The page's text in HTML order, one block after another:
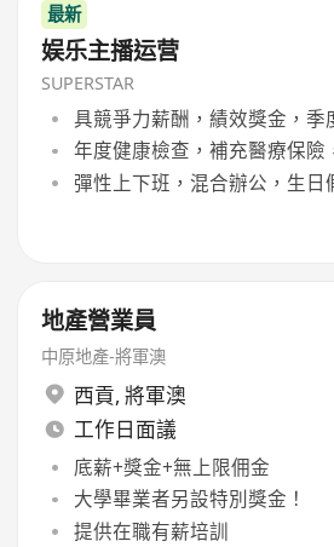
最新
娱乐主播运营
SUPERSTAR
具競爭力薪酬，績效獎金，季
年度健康檢查，補充醫療保險
彈性上下班，混合辦公，生日
地產營業員
中原地產-將軍澳
西貢, 將軍澳
工作日面議
底薪+獎金+無上限佣金
大學畢業者另設特別獎金！
提供在職有薪培訓